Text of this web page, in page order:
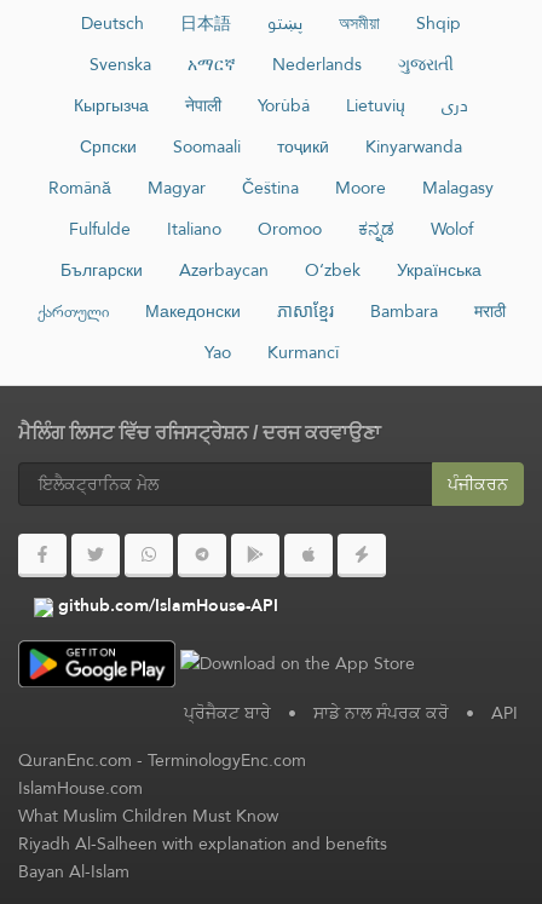
Deutsch
日本語 پښتو অসমীয়া
Shqip
Svenska
አማርኛ Nederlands
ગુજરાતી
Кыргызча
नेपाली Yorùbá Lietuvių
دری
Српски
Soomaali тоҷикӣ
Kinyarwanda
Română
Magyar Čeština Moore
Malagasy
Fulfulde
Italiano Oromoo ಕನ್ನಡ
Wolof
Български
Azərbaycan O‘zbek
Українська
ქართული
Македонски ភាសាខ្មែរ Bambara
मराठी
Yao
Kurmancî
ਮੈਲਿੰਗ ਲਿਸਟ ਵਿੱਚ ਰਜਿਸਟ੍ਰੇਸ਼ਨ / ਦਰਜ ਕਰਵਾਉਣਾ
ਪੰਜੀਕਰਨ
github.com/IslamHouse-API
ਪ੍ਰੋਜੈਕਟ ਬਾਰੇ • ਸਾਡੇ ਨਾਲ ਸੰਪਰਕ ਕਰੋ • API
QuranEnc.com-TerminologyEnc.com
IslamHouse.com
What Muslim Children Must Know
Riyadh Al-Salheen with explanation and benefits
Bayan Al-Islam